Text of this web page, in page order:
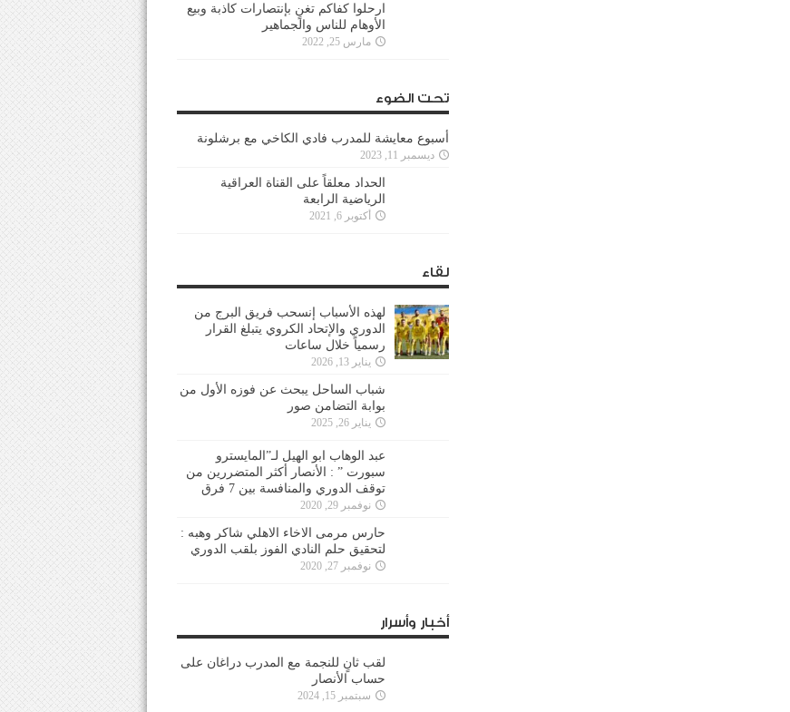
ارحلوا كفاكم تغنٍ بإنتصارات كاذبة وبيع
الأوهام للناس والجماهير
مارس 25, 2022
تحت الضوء
أسبوع معايشة للمدرب فادي الكاخي مع برشلونة
ديسمبر 11, 2023
الحداد معلقاً على القناة العراقية
الرياضية الرابعة
أكتوبر 6, 2021
لقاء
لهذه الأسباب إنسحب فريق البرج من
الدوري والإتحاد الكروي يتبلغ القرار
رسمياً خلال ساعات
يناير 13, 2026
شباب الساحل يبحث عن فوزه الأول من
بوابة التضامن صور
يناير 26, 2025
عبد الوهاب ابو الهيل لـ”المايسترو
سبورت ” : الأنصار أكثر المتضررين من
توقف الدوري والمنافسة بين 7 فرق
نوفمبر 29, 2020
حارس مرمى الاخاء الاهلي شاكر وهبه :
لتحقيق حلم النادي الفوز بلقب الدوري
نوفمبر 27, 2020
أخبار وأسرار
لقب ثانٍ للنجمة مع المدرب دراغان على
حساب الأنصار
سبتمبر 15, 2024